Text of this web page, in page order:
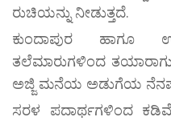
ರುಚಿಯನ್ನು ನೀಡುತ್ತದೆ.
ಕುಂದಾಪುರ ಹಾಗೂ
ತಲೆಮಾರುಗಳಿಂದ
ಅಜ್ಜಿ ಮನೆಯ ಅಡುಗೆಯ
ಸರಳ ಪದಾರ್ಥಗಳಿಂದ